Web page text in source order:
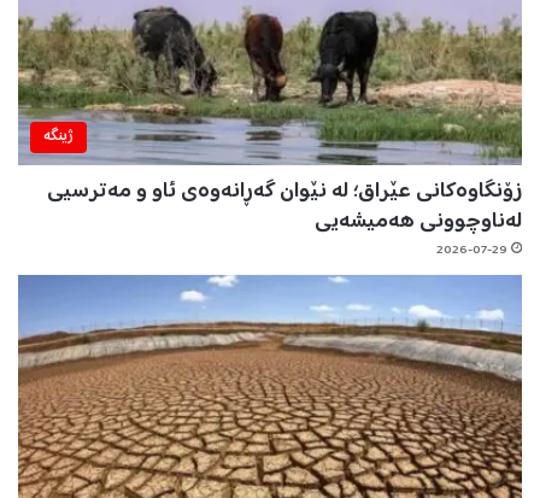
ژینگه‌
زۆنگاوەکانی عێراق؛ لە نێوان گەڕانەوەی ئاو و مەترسیی
لەناوچوونی هەمیشەیی
2026-07-29